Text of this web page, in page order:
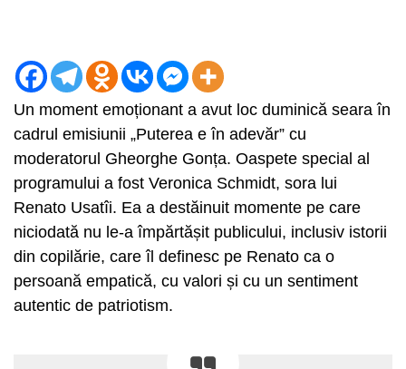
Un moment emoționant a avut loc duminică seara în
cadrul emisiunii „Puterea e în adevăr” cu
moderatorul Gheorghe Gonța. Oaspete special al
programului a fost Veronica Schmidt, sora lui
Renato Usatîi. Ea a destăinuit momente pe care
niciodată nu le-a împărtășit publicului, inclusiv istorii
din copilărie, care îl definesc pe Renato ca o
persoană empatică, cu valori și cu un sentiment
autentic de patriotism.